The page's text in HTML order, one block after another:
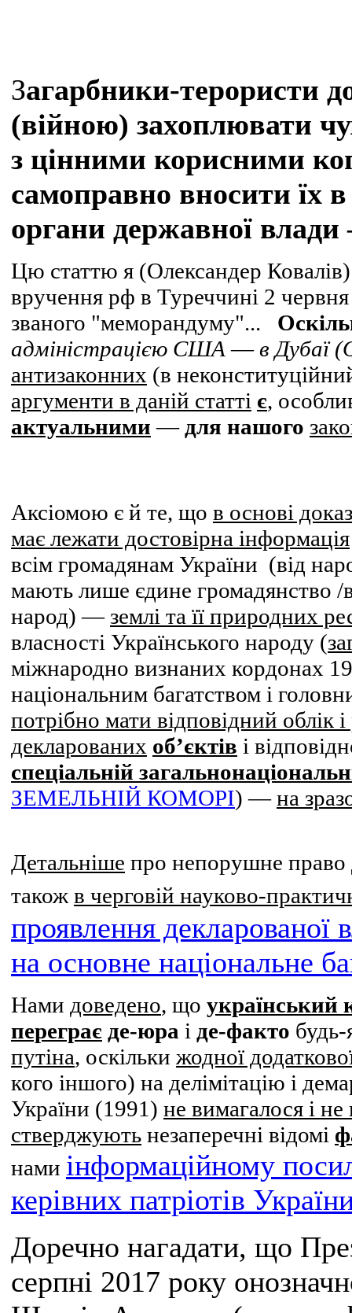
Загарбники-терористи
(війною) захоплювати
з цінними корисними
самоправно вносити їх
органи державної
Цю статтю я (Олександер
вручення рф в Туреччині 2
званого "меморандуму"...
адміністрацією США―в Дубаї
антизаконних (в
аргументи в даній статті є,
актуальними ― для нашого
Аксіомою є й те, що в основі
має лежати достовірна інформація
всім громадянам України (від
мають лише єдине громадянство
народ) ―землі та її природних
власності Українського народу (
міжнародно визнаних кордонах
національним багатством і
потрібно мати відповідний облік
декларованих об’єктів і
спеціальній
ЗЕМЕЛЬНІЙ КОМОРІ) ―на
Детальніше про непорушне право
також в черговій науково-
проявлення декларованої
на основне національне
Нами доведено, що український
переграє де-юра і де-факто будь-
путіна, оскільки жодної
кого іншого) на делімітацію і
України (1991) не вимагалося і
стверджують незаперечні відомі
нами інформаційному
керівних патріотів
Доречно нагадати, що
серпні 2017 року